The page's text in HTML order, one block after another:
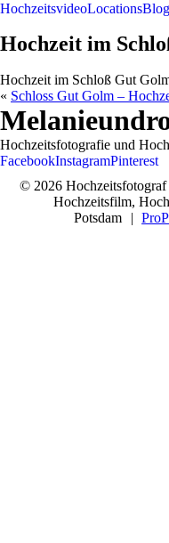
HochzeitsvideoLocationsBlog
Hochzeit im
Hochzeit im Schloß Gut
« Schloss Gut Golm –
Hochzeitsfotografie und
FacebookInstagramPinterest
© 2026 Hochzeitsfotograf
Hochzeitsfilm,
Potsdam
|